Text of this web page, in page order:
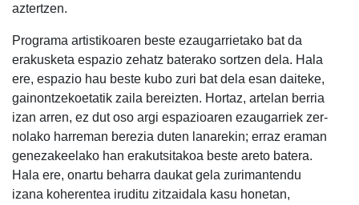
aztertzen.
Programa artistikoaren beste ezaugarrietako bat da
erakusketa espazio zehatz baterako sortzen dela. Hala
ere, espazio hau beste kubo zuri bat dela esan daiteke,
gainontzekoetatik zaila bereizten. Hortaz, artelan berria
izan arren, ez dut oso argi espazioaren ezaugarriek zer-
nolako harreman berezia duten lanarekin; erraz eraman
genezakeelako han erakutsitakoa beste areto batera.
Hala ere, onartu beharra daukat gela zurimantendu
izana koherentea iruditu zitzaidala kasu honetan,